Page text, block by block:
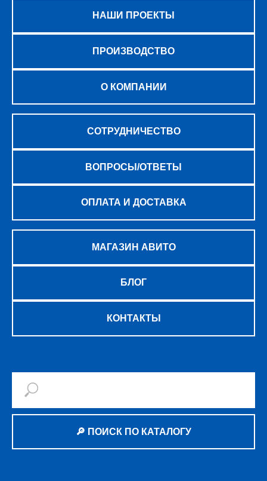
НАШИ ПРОЕКТЫ
ПРОИЗВОДСТВО
О КОМПАНИИ
СОТРУДНИЧЕСТВО
ВОПРОСЫ/ОТВЕТЫ
ОПЛАТА И ДОСТАВКА
МАГАЗИН АВИТО
БЛОГ
КОНТАКТЫ
🔎 ПОИСК ПО КАТАЛОГУ